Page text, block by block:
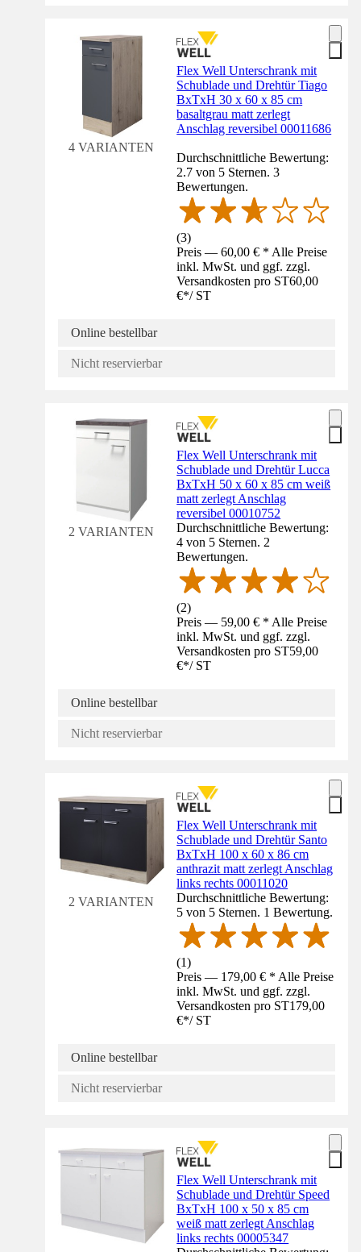
4 VARIANTEN
Flex Well Unterschrank mit
Schublade und Drehtür Tiago
BxTxH 30 x 60 x 85 cm
basaltgrau matt zerlegt
Anschlag reversibel 00011686
Durchschnittliche Bewertung:
2.7 von 5 Sternen. 3
Bewertungen.
(3)
Preis — 60,00 € * Alle Preise
inkl. MwSt. und ggf. zzgl.
Versandkosten pro ST60,00
€*/ ST
Online bestellbar
Nicht reservierbar
2 VARIANTEN
Flex Well Unterschrank mit
Schublade und Drehtür Lucca
BxTxH 50 x 60 x 85 cm weiß
matt zerlegt Anschlag
reversibel 00010752
Durchschnittliche Bewertung:
4 von 5 Sternen. 2
Bewertungen.
(2)
Preis — 59,00 € * Alle Preise
inkl. MwSt. und ggf. zzgl.
Versandkosten pro ST59,00
€*/ ST
Online bestellbar
Nicht reservierbar
2 VARIANTEN
Flex Well Unterschrank mit
Schublade und Drehtür Santo
BxTxH 100 x 60 x 86 cm
anthrazit matt zerlegt Anschlag
links rechts 00011020
Durchschnittliche Bewertung:
5 von 5 Sternen. 1 Bewertung.
(1)
Preis — 179,00 € * Alle Preise
inkl. MwSt. und ggf. zzgl.
Versandkosten pro ST179,00
€*/ ST
Online bestellbar
Nicht reservierbar
Flex Well Unterschrank mit
Schublade und Drehtür Speed
BxTxH 100 x 50 x 85 cm
weiß matt zerlegt Anschlag
links rechts 00005347